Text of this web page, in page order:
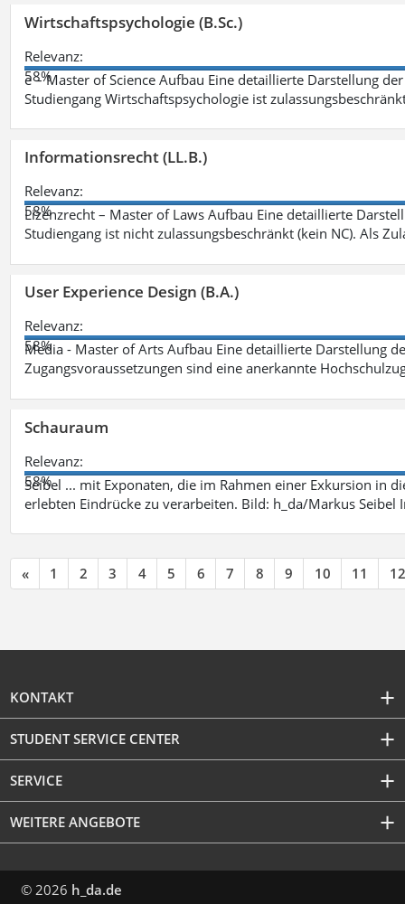
Wirtschaftspsychologie (B.Sc.)
Relevanz:
58%
e – Master of Science Aufbau Eine detaillierte Darstellung
Studiengang Wirtschaftspsychologie ist
Informationsrecht (LL.B.)
Relevanz:
58%
Lizenzrecht – Master of Laws Aufbau Eine detaillierte
Studiengang ist nicht zulassungsbeschränkt (kein NC). Als
User Experience Design (B.A.)
Relevanz:
58%
Media - Master of Arts Aufbau Eine detaillierte Darstellung
Zugangsvoraussetzungen sind eine anerkannte
Schauraum
Relevanz:
58%
Seibel ... mit Exponaten, die im Rahmen einer Exkursion in
erlebten Eindrücke zu verarbeiten. Bild: h_da/Markus Seibel
« 1 2 3 4 5 6 7 8 9 10 11 12
KONTAKT
STUDENT SERVICE CENTER
SERVICE
WEITERE ANGEBOTE
© 2026 h_da.de